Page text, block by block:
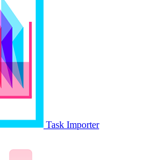
Task Importer